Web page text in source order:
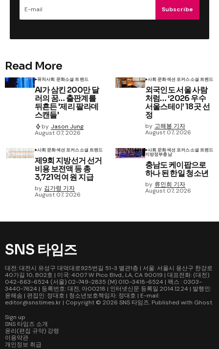
Subscribe
Read More
퓨처사회 문화소셜 트렌드
AI가 삼킨 200만 달
러의 꿈… 출판계를
뒤흔든 '제리 팔라데
스캔들'
by Jason Jung
August 07, 2026
사회 문화섹션 포커스소셜 트렌드
외국인도 서울 사람
처럼… ‘2026 우수
서울스테이’ 18곳 선
정
by 고해봉 기자
August 07, 2026
사회 문화섹션 포커스소셜 트렌드
제9회 지방선거 선거
비용 보전액 등 총
3,721억여 원 지급
by 김가령 기자
August 07, 2026
사회 문화섹션 포커스소셜 트렌드
지방정부충남
충남도 케이팝으로
하나 된 한일 청소년
by 류인희 기자
August 07, 2026
SNS 타임즈
대전: 대전시 유성구 대덕대로925번길 51-3 별관1층 | 서울: 서울시 용산구 한강로
40가길 10, B02호 | 미국: 4007 W Pico Blvd., LA, CA 90019 | 대표전화: (대전)
042-863-6524 (서울) 02-749-2835 (M) 010-3418-6524 | 팩스 : 0303-
3440-7624 | 등록번호: 대전, 아00218 | 인터넷신문 등록일 2014.12.24 | 발행인:
윤해솜 | 편집인: 정대호 | 청소년보호책임자: 정대호 | E-mail:
editor@snstimes.kr | Copyright © 2026 SNS 타임즈. Published with Ghost.
Sign up
SNS 타임즈 소개
윤리(편집 규약) 강령
이용약관
개인정보 취급